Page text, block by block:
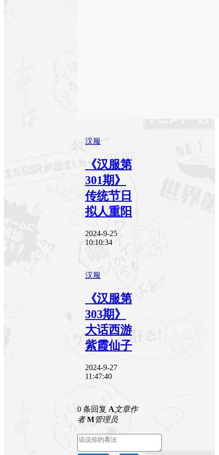
汉服
《汉服第
301期》
传统节日
拟人重阳
2024-9-25
10:10:34
汉服
《汉服第
303期》
大话西游
紫霞仙子
2024-9-27
11:47:40
0 条回复 A文章作
者 M管理员